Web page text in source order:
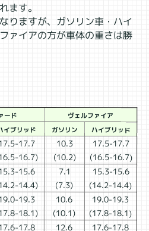
ます。
りますが、ガソリン車・ハイ
ァイアの方が車体の重さは勝
ード ヴェルファイア
イブリッド ガソリン ハイブリッド
17.7
16.7)
10.3
(10.2)
17.5-17.7
(16.5-16.7)
15.6
14.4)
7.1
(7.3)
15.3-15.6
(14.2-14.4)
19.3
18.1)
10.6
(10.1)
19.0-19.3
(17.8-18.1)
17.8 12.6 17.6-17.8